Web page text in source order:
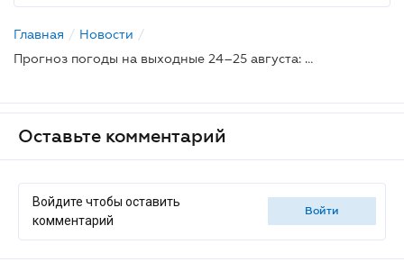
Главная / Новости /
Прогноз погоды на выходные 24–25 августа: жара пока не думает отступать
Оставьте комментарий
Войдите чтобы оставить
комментарий
войти